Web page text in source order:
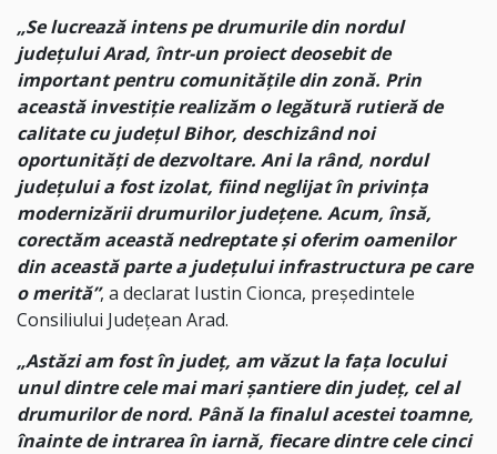
„Se lucrează intens pe drumurile din nordul
județului Arad, într-un proiect deosebit de
important pentru comunitățile din zonă. Prin
această investiție realizăm o legătură rutieră de
calitate cu județul Bihor, deschizând noi
oportunități de dezvoltare. Ani la rând, nordul
județului a fost izolat, fiind neglijat în privința
modernizării drumurilor județene. Acum, însă,
corectăm această nedreptate și oferim oamenilor
din această parte a județului infrastructura pe care
o merită”, a declarat Iustin Cionca, președintele
Consiliului Județean Arad.
„Astăzi am fost în județ, am văzut la fața locului
unul dintre cele mai mari șantiere din județ, cel al
drumurilor de nord. Până la finalul acestei toamne,
înainte de intrarea în iarnă, fiecare dintre cele cinci